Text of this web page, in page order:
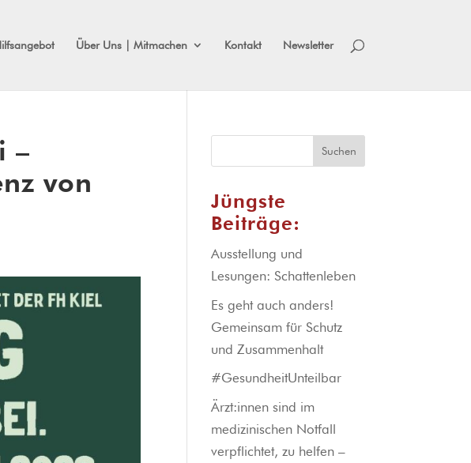
Über Uns | Mitmachen Kontakt Newsletter
–
von
Suchen
Jüngste
Beiträge:
Ausstellung und
Lesungen: Schattenleben
Es geht auch anders!
Gemeinsam für Schutz
und Zusammenhalt
#GesundheitUnteilbar
Ärzt:innen sind im
medizinischen Notfall
verpflichtet, zu helfen –